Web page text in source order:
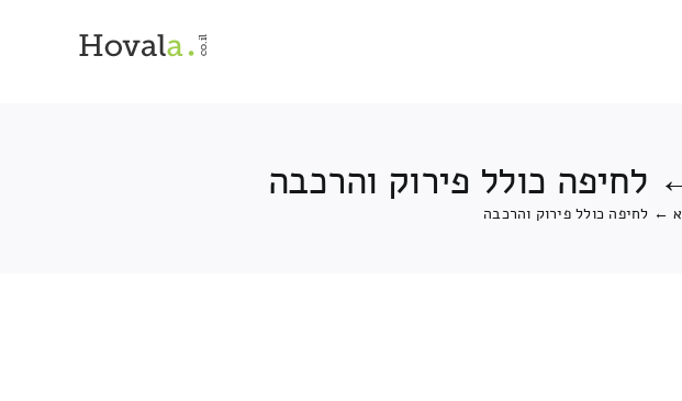
כולל פירוק והרכבה
← לחיפה כולל פירוק והרכבה